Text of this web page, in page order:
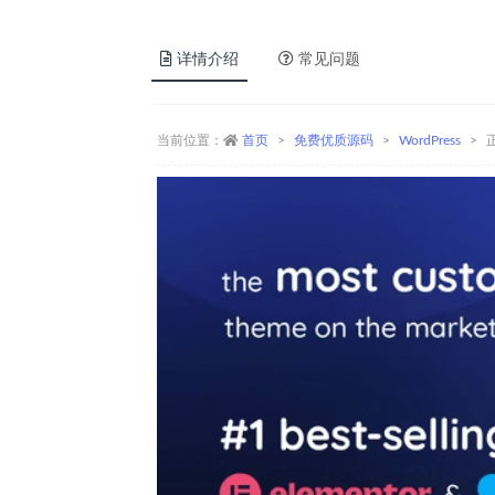
详情介绍 常见问题
当前位置： 首页 免费优质源码 WordPress